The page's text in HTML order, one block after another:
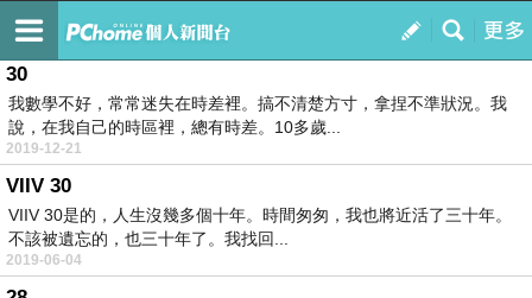
我的
訂閱
荒謬之城＊
30
我數學不好，常常迷失在時差裡。搞不清楚方寸，拿捏不準狀況。我
說，在我自己的時區裡，總有時差。10多歲...
2019-12-21
VIIV 30
VIIV 30是的，人生沒幾多個十年。時間匆匆，我也將近活了三十年。
不該被遺忘的，也三十年了。我找回...
2019-06-04